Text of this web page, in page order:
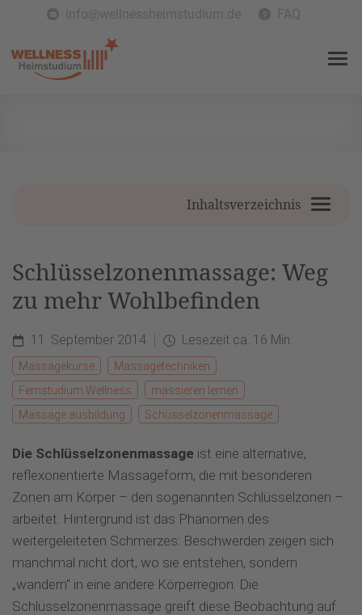
info@wellnessheimstudium.de FAQ
Inhaltsverzeichnis
Schlüsselzonenmassage: Weg
zu mehr Wohlbefinden
11. September 2014 Lesezeit ca. 16 Min.
Massagekurse
Massagetechniken
Fernstudium Wellness
massieren lernen
Massage ausbildung
Schüsselzonenmassage
Die Schlüsselzonenmassage ist eine alternative,
reflexorientierte Massageform, die mit besonderen
Zonen am Körper – den sogenannten Schlüsselzonen –
arbeitet. Hintergrund ist das Phänomen des
weitergeleiteten Schmerzes: Beschwerden zeigen sich
manchmal nicht dort, wo sie entstehen, sondern
„wandern" in eine andere Körperregion. Die
Schlüsselzonenmassage greift diese Beobachtung auf